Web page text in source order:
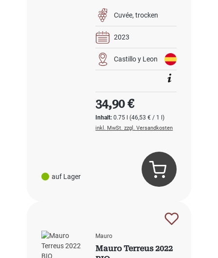
auf Lager
Cuvée trocken
2023
Castillo y Leon
Inhalt:0.75 l(46,53 € / 1 l)
Regulärer Preis:
34,90 €
inkl. MwSt. zzgl. Versandkosten
Mauro
Mauro Terreus 2022